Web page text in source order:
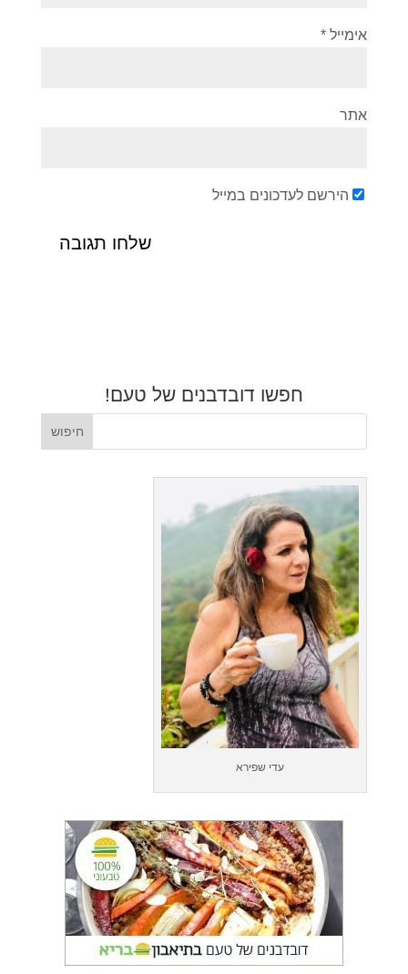
אימייל *
אתר
הירשם לעדכונים במייל
חפשו דובדבנים של טעם!
עדי שפירא